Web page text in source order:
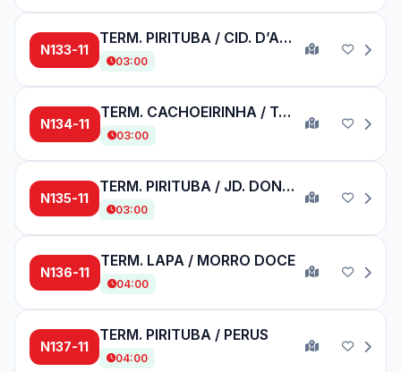
N133-11
TERM. PIRITUBA / CID. D’ABRIL 3ª GLEBA
03:00
N134-11
TERM. CACHOEIRINHA / TAIPAS
03:00
N135-11
TERM. PIRITUBA / JD. DONÁRIA
03:00
N136-11
TERM. LAPA / MORRO DOCE
04:00
N137-11
TERM. PIRITUBA / PERUS
04:00